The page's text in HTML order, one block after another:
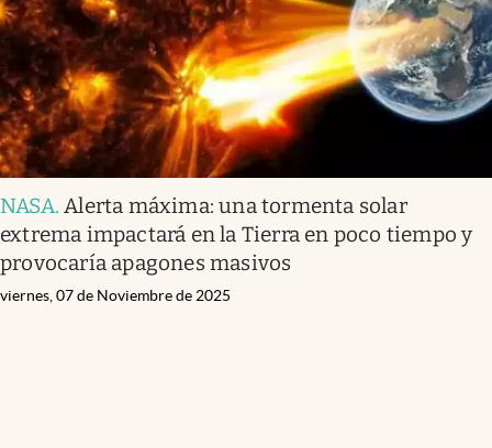
NASA.Alerta máxima: una tormenta solar
extrema impactará en la Tierra en poco tiempo y
provocaría apagones masivos
viernes, 07 de Noviembre de 2025